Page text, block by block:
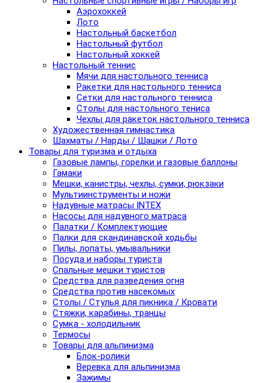
Аэрохоккей
Лото
Настольный баскетбол
Настольный футбол
Настольный хоккей
Настольный теннис
Мячи для настольного тенниса
Ракетки для настольного тенниса
Сетки для настольного тенниса
Столы для настольного тениса
Чехлы для ракеток настольного тенниса
Художественная гимнастика
Шахматы / Нарды / Шашки / Лото
Товары для туризма и отдыха
Газовые лампы, горелки и газовые баллоны
Гамаки
Мешки, канистры, чехлы, сумки, рюкзаки
Мультиинструменты и ножи
Надувные матрасы INTEX
Насосы для надувного матраса
Палатки / Комплектующие
Палки для скандинавской ходьбы
Пилы, лопаты, умывальники
Посуда и наборы туриста
Спальные мешки туристов
Средства для разведения огня
Средства против насекомых
Столы / Стулья для пикника / Кровати
Стяжки, карабины, транцы
Сумка - холодильник
Термосы
Товары для альпинизма
Блок-ролики
Веревка для альпинизма
Зажимы